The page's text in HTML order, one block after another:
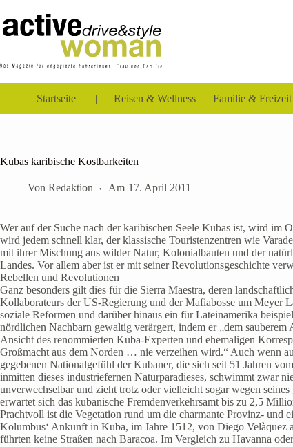
Inhalt
springen
Startseite Reisen & Wellness Familie & Freizeit
Kubas karibische Kostbarkeiten
Von Redaktion Am 17. April 2011
Wer auf der Suche nach der karibischen Seele Kubas ist, wird im
wird jedem schnell klar, der klassische Touristenzentren wie
mit ihrer Mischung aus wilder Natur, Kolonialbauten und der
Landes. Vor allem aber ist er mit seiner Revolutionsgeschichte
Rebellen und Revolutionen
Ganz besonders gilt dies für die Sierra Maestra, deren
Kollaborateurs der US-Regierung und der Mafiabosse um Meyer
soziale Reformen und darüber hinaus ein für Lateinamerika
nördlichen Nachbarn gewaltig verärgert, indem er „dem
Ansicht des renommierten Kuba-Experten und ehemaligen
Großmacht aus dem Norden … nie verzeihen wird.“ Auch wenn
gegebenen Nationalgefühl der Kubaner, die sich seit 51 Jahren
inmitten dieses industriefernen Naturparadieses, schwimmt zwar
unverwechselbar und zieht trotz oder vielleicht sogar wegen
erwartet sich das kubanische Fremdenverkehrsamt bis zu 2,5
Prachtvoll ist die Vegetation rund um die charmante Provinz- und
Kolumbus‘ Ankunft in Kuba, im Jahre 1512, von Diego Velàquez
führten keine Straßen nach Baracoa. Im Vergleich zu Havanna